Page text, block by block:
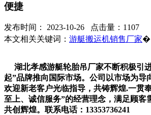
便捷
发布时间： 2023-10-26 点击量：1107
本文相关关键词： 游艇搬运机销售厂家�
湖北孝感游艇轮胎吊厂家不断积极引
起”品牌推向国际市场。公司以市场为导
欢迎新老客户光临指导，共铸辉煌.一贯
至上、诚信服务”的经营理念，满足顾客
共创辉煌。联系电话：13353736241